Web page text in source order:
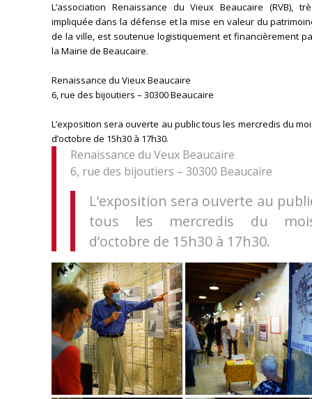
L’association Renaissance du Vieux Beaucaire (RVB),
impliquée dans la défense et la mise en valeur du
de la ville, est soutenue logistiquement et financièrement
la Mairie de Beaucaire.
Renaissance du Vieux Beaucaire
6, rue des bijoutiers – 30300 Beaucaire
L’exposition sera ouverte au public tous les mercredis du
d’octobre de 15h30 à 17h30.
Renaissance du Veux Beaucaire
6, rue des bijoutiers – 30300 Beaucaire
L’exposition sera ouverte au
tous les mercredis du
d’octobre de 15h30 à 17h30.